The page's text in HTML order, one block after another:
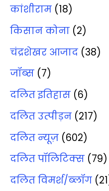
कांशीराम (18)
किसान कोना (2)
चंद्रशेखर आजाद (38)
जॉब्‍स (7)
दलित इतिहास (6)
दलित उत्‍पीड़न (217)
दलित न्‍यूज़ (602)
दलित पॉलिटिक्‍स (79)
दलित विमर्श/ब्‍लॉग